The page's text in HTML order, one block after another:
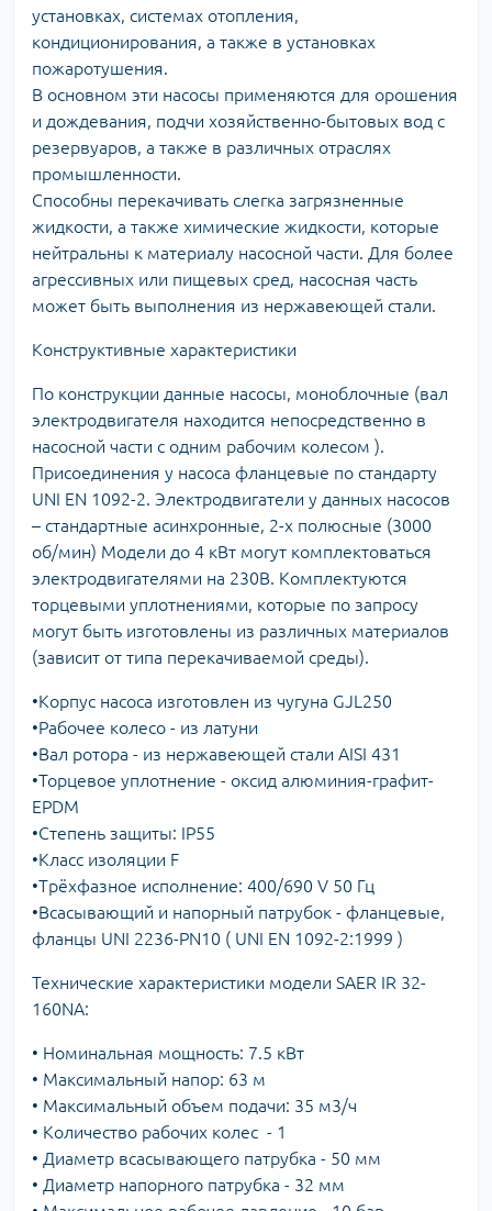
установках, системах отопления,
кондиционирования, а также в установках
пожаротушения.
В основном эти насосы применяются для орошения
и дождевания, подчи хозяйственно-бытовых вод с
резервуаров, а также в различных отраслях
промышленности.
Способны перекачивать слегка загрязненные
жидкости, а также химические жидкости, которые
нейтральны к материалу насосной части. Для более
агрессивных или пищевых сред, насосная часть
может быть выполнения из нержавеющей стали.
Конструктивные характеристики
По конструкции данные насосы, моноблочные (вал
электродвигателя находится непосредственно в
насосной части с одним рабочим колесом ).
Присоединения у насоса фланцевые по стандарту
UNI EN 1092-2. Электродвигатели у данных насосов
– стандартные асинхронные, 2-х полюсные (3000
об/мин) Модели до 4 кВт могут комплектоваться
электродвигателями на 230В. Комплектуются
торцевыми уплотнениями, которые по запросу
могут быть изготовлены из различных материалов
(зависит от типа перекачиваемой среды).
•Корпус насоса изготовлен из чугуна GJL250
•Рабочее колесо - из латуни
•Вал ротора - из нержавеющей стали AISI 431
•Торцевое уплотнение - оксид алюминия-графит-
EPDM
•Степень защиты: IP55
•Класс изоляции F
•Трёхфазное исполнение: 400/690 V 50 Гц
•Всасывающий и напорный патрубок - фланцевые,
фланцы UNI 2236-PN10 ( UNI EN 1092-2:1999 )
Технические характеристики модели SAER IR 32-
160NA:
• Номинальная мощность: 7.5 кВт
• Максимальный напор: 63 м
• Максимальный объем подачи: 35 м3/ч
• Количество рабочих колес - 1
• Диаметр всасывающего патрубка - 50 мм
• Диаметр напорного патрубка - 32 мм